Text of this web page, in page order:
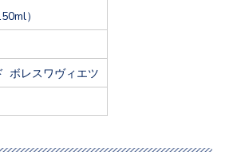
）
ボレスワヴィエツ